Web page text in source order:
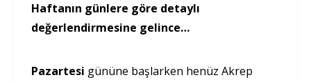
Haftanın günlere göre detaylı
değerlendirmesine gelince…
Pazartesi gününe başlarken henüz Akrep